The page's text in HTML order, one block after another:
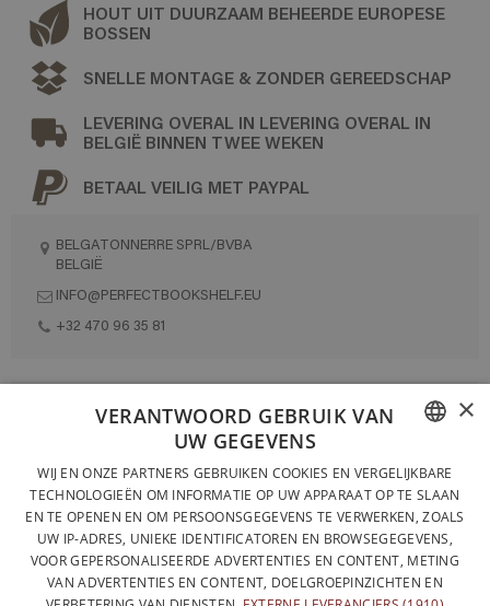
HOUT UIT DUURZAAM BEHEERDE EUROPESE
BOSSEN
SNELLE MONTAGE & ZONDER GEREEDSCHAP
LEVERING OVERAL IN LEVERING OVERAL IN
BELGIË BINNEN TWEE WEKEN
BETAAL VEILIG MET PAYPAL
BELGATONNERRE SPRL/BVBA
BELGIË
INFO@PERFECTBOOKSHELF.EU
+32 470 96 35 81
VOLLEDIG ONTWORPEN EN GEPRODUCEERD IN BELGIË
PRIVACYBELEID
ALGEMENE VERKOOPVOORWAARDEN
SITEMAP
FRENCH
DUTCH
ENGLISH
×
VERANTWOORD GEBRUIK VAN
UW GEGEVENS
WIJ EN ONZE PARTNERS GEBRUIKEN COOKIES EN VERGELIJKBARE
TECHNOLOGIEËN OM INFORMATIE OP UW APPARAAT OP TE SLAAN
EN TE OPENEN EN OM PERSOONSGEGEVENS TE VERWERKEN, ZOALS
UW IP-ADRES, UNIEKE IDENTIFICATOREN EN BROWSEGEGEVENS,
VOOR GEPERSONALISEERDE ADVERTENTIES EN CONTENT, METING
VAN ADVERTENTIES EN CONTENT, DOELGROEPINZICHTEN EN